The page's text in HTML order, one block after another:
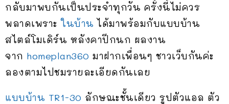
กลับมาพบกันเป็นประจำทุกวัน ครั้งนี้ไม่ควร
พลาดเพราะในบ้าน ได้มาพร้อมกับแบบบ้าน
สไตล์โมเดิร์น หลังคาปีกนก ผลงาน
จาก homeplan360 มาฝากเพื่อนๆ ชาวเว็บกันค่ะ
ลองตามไปชมรายละเอียดกันเลย
แบบบ้าน TR1-30 ลักษณะชั้นเดียว รูปตัวแอล ตัว